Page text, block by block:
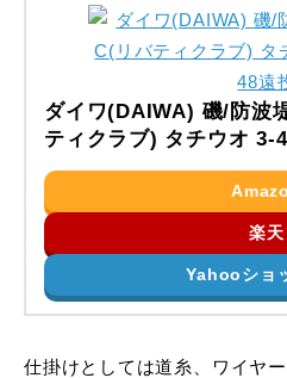
ダイワ(DAIWA) 磯/防波
ティクラブ) タチウオ 3-
楽天
Yahooショ
仕掛けとしては道糸、ワイヤ